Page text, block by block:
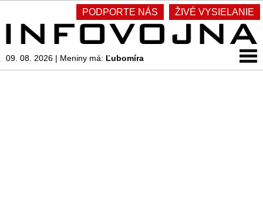
PODPORTE NÁS ŽIVÉ VYSIELANIE
09. 08. 2026 | Meniny má: Ľubomíra